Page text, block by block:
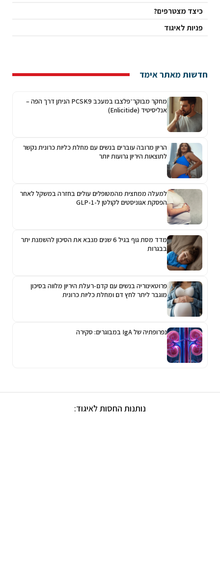
כיצד מצטרפים?
פניות לאיגוד
חדשות מאתר אימד
מחקר מבוקר־פלצבו במעכב PCSK9 הניתן דרך הפה –
אנליסיטיד (Enlicitide)
הריון מרובה עוברים בנשים עם מחלת כליות כרונית נקשר
לתוצאות היריון גרועות יותר
למעלה ממחצית מהמטופלים עולים בחזרה במשקל לאחר
הפסקת אגוניסטים לקולטן ל-GLP-1
מדד מסת גוף בגיל 6 שנים מנבא את הסיכון להשמנת יתר
בבגרות
פרוטאינוריה בנשים עם קדם-רעלת היריון מלווה בסיכון
מוגבר ליתר לחץ דם ומחלת כליות כרונית
נפרופתיה של IgA במבוגרים: סקירה
נותנות החסות לאיגוד: